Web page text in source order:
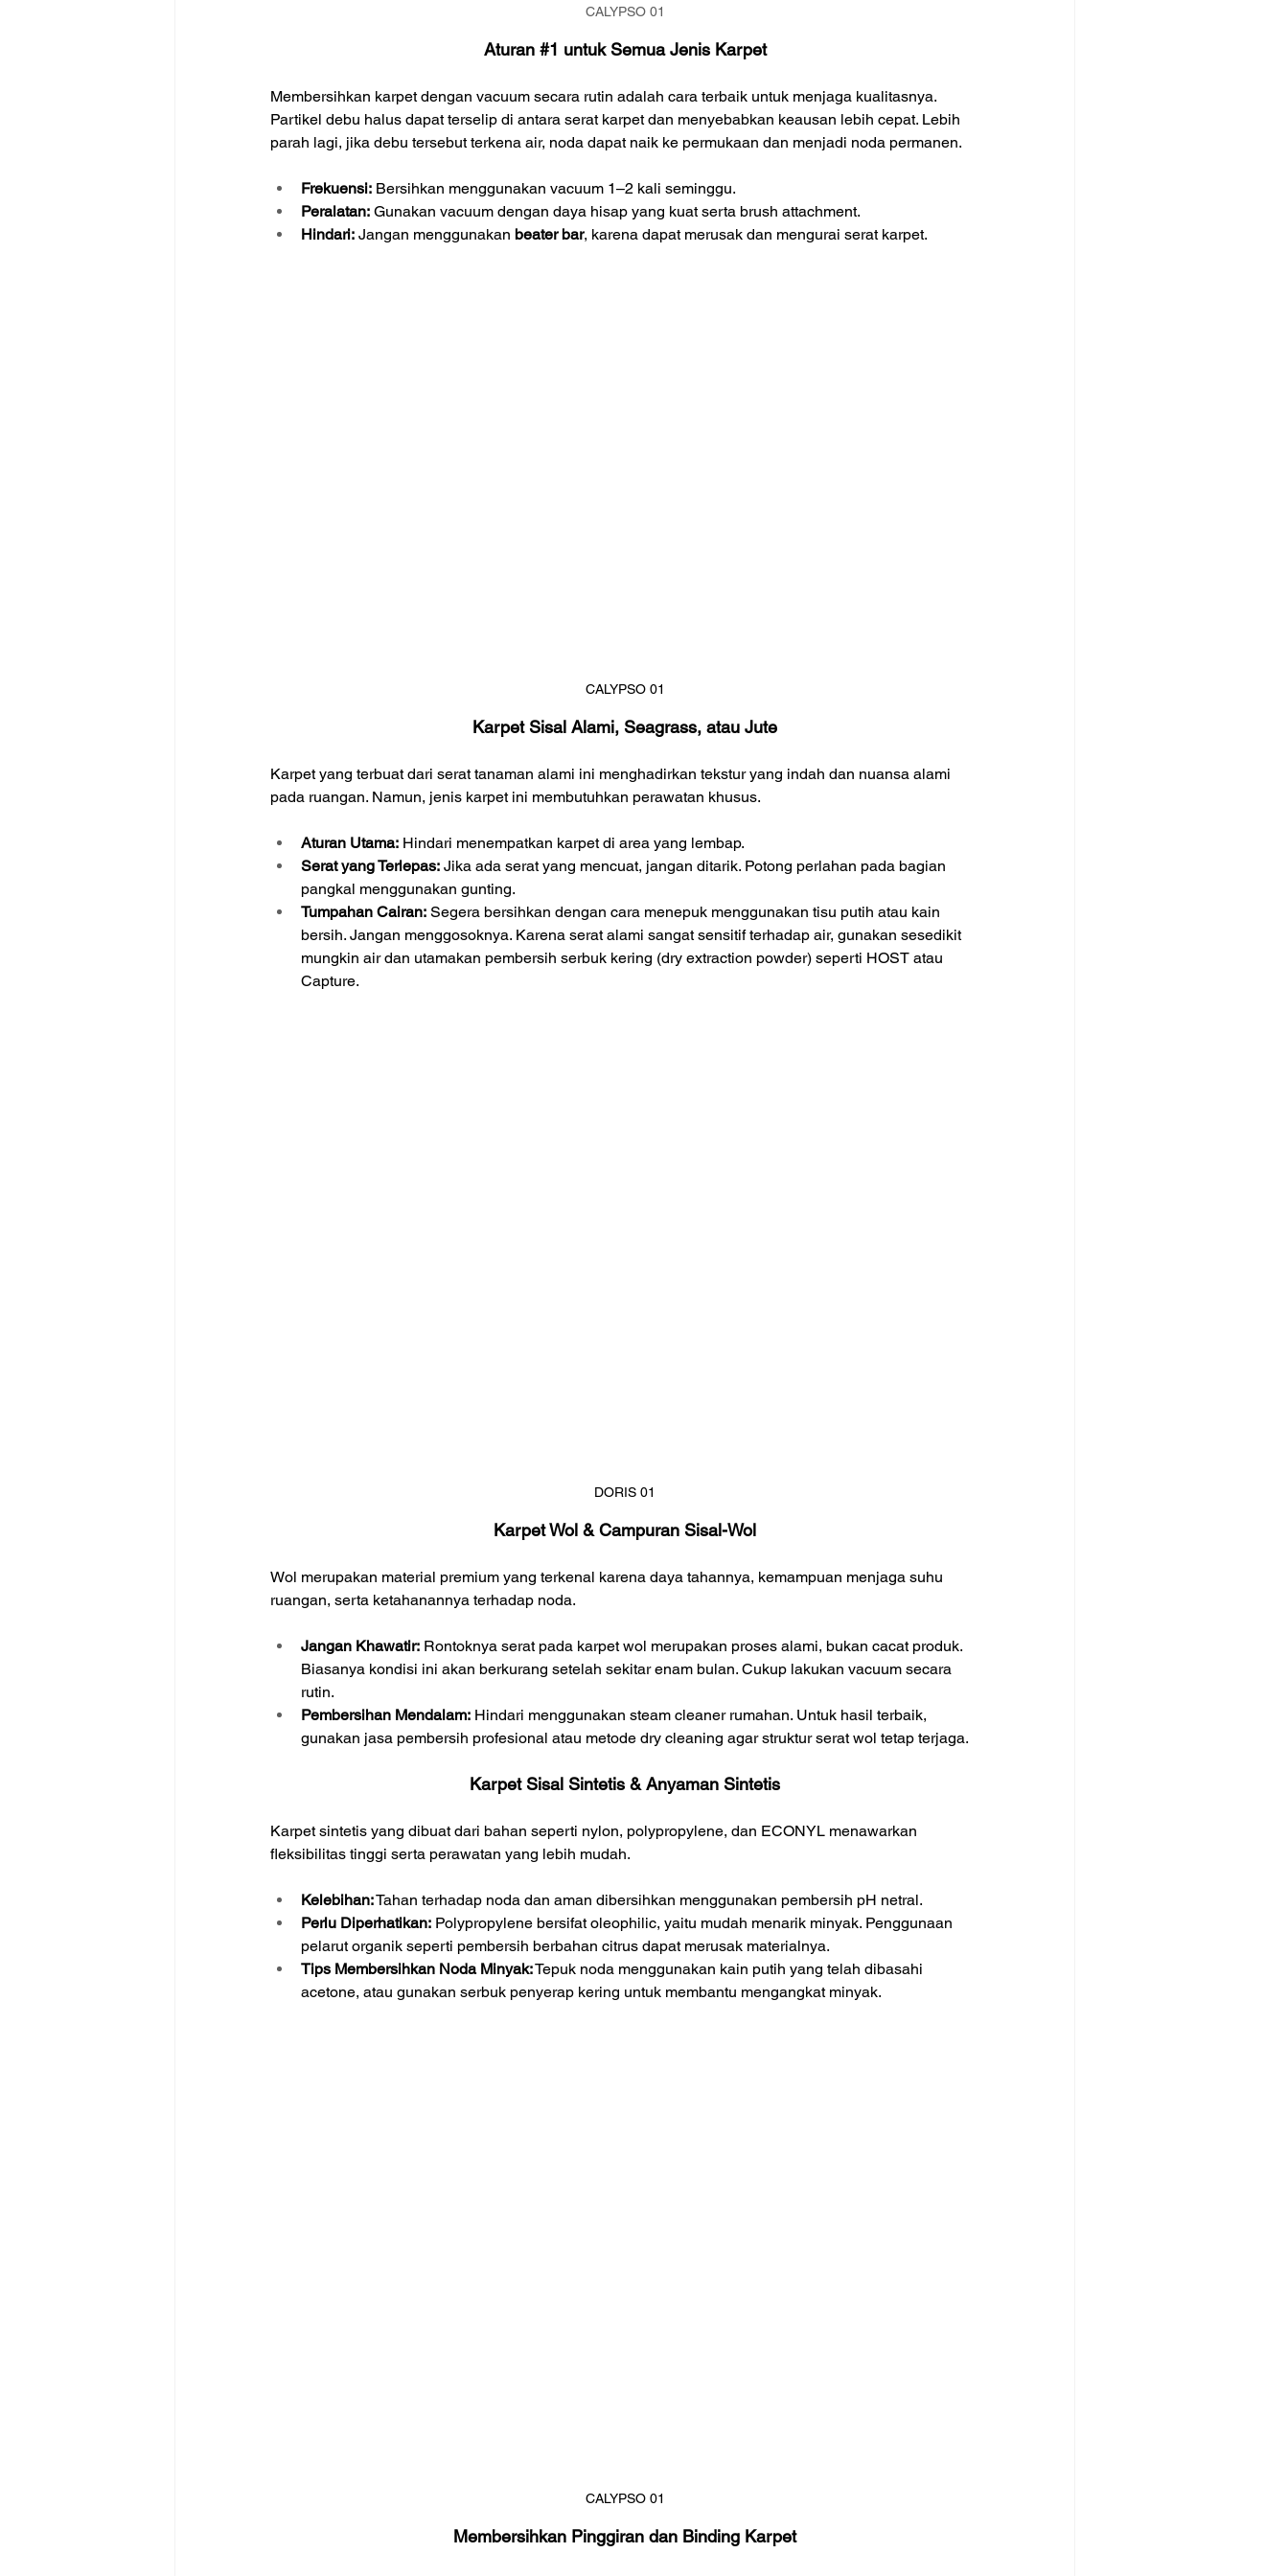
CALYPSO 01
Aturan #1 untuk Semua Jenis Karpet
Membersihkan karpet dengan vacuum secara rutin adalah cara terbaik untuk menjaga kualitasnya.
Partikel debu halus dapat terselip di antara serat karpet dan menyebabkan keausan lebih cepat. Lebih
parah lagi, jika debu tersebut terkena air, noda dapat naik ke permukaan dan menjadi noda permanen.
Frekuensi: Bersihkan menggunakan vacuum 1–2 kali seminggu.
Peralatan: Gunakan vacuum dengan daya hisap yang kuat serta brush attachment.
Hindari: Jangan menggunakan beater bar, karena dapat merusak dan mengurai serat karpet.
CALYPSO 01
Karpet Sisal Alami, Seagrass, atau Jute
Karpet yang terbuat dari serat tanaman alami ini menghadirkan tekstur yang indah dan nuansa alami
pada ruangan. Namun, jenis karpet ini membutuhkan perawatan khusus.
Aturan Utama: Hindari menempatkan karpet di area yang lembap.
Serat yang Terlepas: Jika ada serat yang mencuat, jangan ditarik. Potong perlahan pada bagian
pangkal menggunakan gunting.
Tumpahan Cairan: Segera bersihkan dengan cara menepuk menggunakan tisu putih atau kain
bersih. Jangan menggosoknya. Karena serat alami sangat sensitif terhadap air, gunakan sesedikit
mungkin air dan utamakan pembersih serbuk kering (dry extraction powder) seperti HOST atau
Capture.
DORIS 01
Karpet Wol & Campuran Sisal-Wol
Wol merupakan material premium yang terkenal karena daya tahannya, kemampuan menjaga suhu
ruangan, serta ketahanannya terhadap noda.
Jangan Khawatir: Rontoknya serat pada karpet wol merupakan proses alami, bukan cacat produk.
Biasanya kondisi ini akan berkurang setelah sekitar enam bulan. Cukup lakukan vacuum secara
rutin.
Pembersihan Mendalam: Hindari menggunakan steam cleaner rumahan. Untuk hasil terbaik,
gunakan jasa pembersih profesional atau metode dry cleaning agar struktur serat wol tetap terjaga.
Karpet Sisal Sintetis & Anyaman Sintetis
Karpet sintetis yang dibuat dari bahan seperti nylon, polypropylene, dan ECONYL menawarkan
fleksibilitas tinggi serta perawatan yang lebih mudah.
Kelebihan: Tahan terhadap noda dan aman dibersihkan menggunakan pembersih pH netral.
Perlu Diperhatikan: Polypropylene bersifat oleophilic, yaitu mudah menarik minyak. Penggunaan
pelarut organik seperti pembersih berbahan citrus dapat merusak materialnya.
Tips Membersihkan Noda Minyak: Tepuk noda menggunakan kain putih yang telah dibasahi
acetone, atau gunakan serbuk penyerap kering untuk membantu mengangkat minyak.
CALYPSO 01
Membersihkan Pinggiran dan Binding Karpet